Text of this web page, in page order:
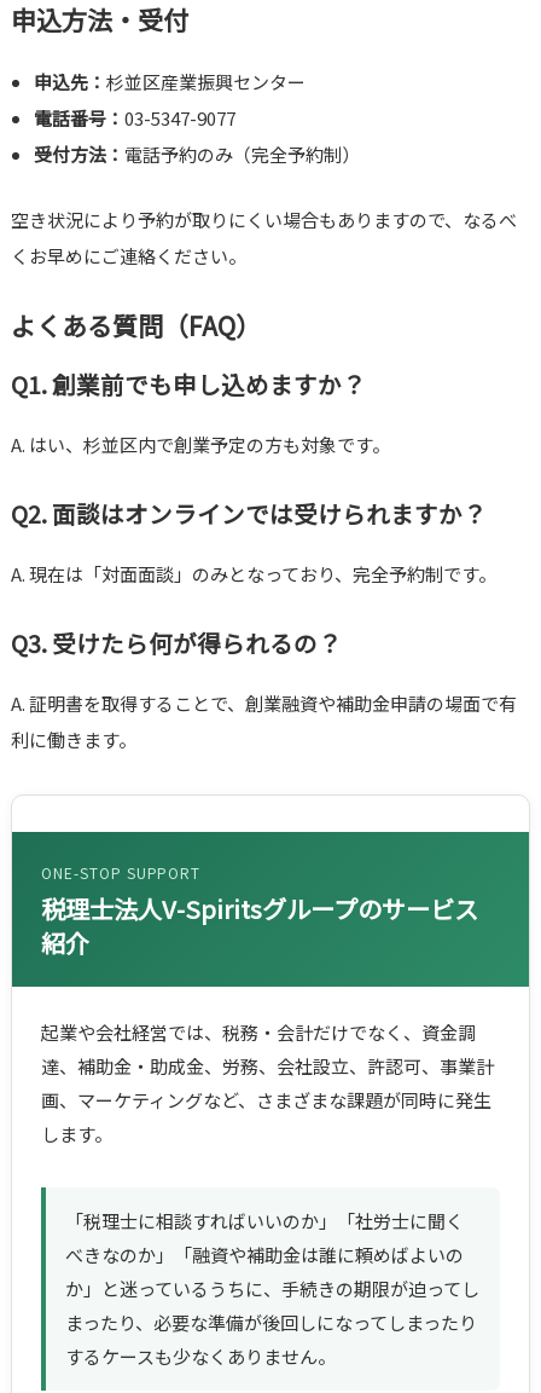
申込方法・受付
申込先：杉並区産業振興センター
電話番号：03-5347-9077
受付方法： 電話予約のみ（完全予約制）
空き状況により予約が取りにくい場合もありますので、なるべ
くお早めにご連絡ください。
よくある質問（FAQ）
Q1. 創業前でも申し込めますか？
A. はい、杉並区内で創業予定の方も対象です。
Q2. 面談はオンラインでは受けられますか？
A. 現在は「対面面談」のみとなっており、完全予約制です。
Q3. 受けたら何が得られるの？
A. 証明書を取得することで、創業融資や補助金申請の場面で有
利に働きます。
ONE-STOP SUPPORT
税理士法人V-Spiritsグループのサービス
紹介
起業や会社経営では、税務・会計だけでなく、資金調
達、補助金・助成金、労務、会社設立、許認可、事業計
画、マーケティングなど、さまざまな課題が同時に発生
します。
「税理士に相談すればいいのか」「社労士に聞く
べきなのか」「融資や補助金は誰に頼めばよいの
か」と迷っているうちに、手続きの期限が迫ってし
まったり、必要な準備が後回しになってしまったり
するケースも少なくありません。